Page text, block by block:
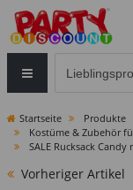
Startseite Produkte
Kostüme & Zubehör
SALE Rucksack Candy
Vorheriger Artikel